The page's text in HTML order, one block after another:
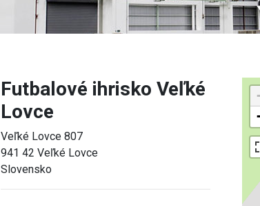
Futbalové ihrisko Veľké
Lovce
Veľké Lovce 807
941 42 Veľké Lovce
Slovensko